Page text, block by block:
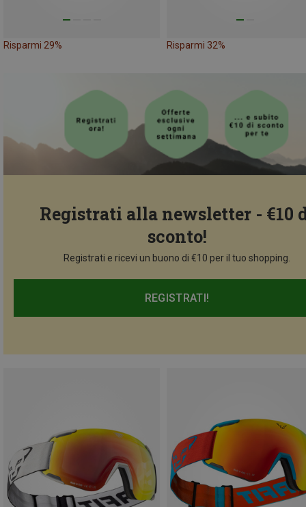
Risparmi 29% Risparmi 32%
Registrati alla newsletter - €10
sconto!
Registrati e ricevi un buono di €10 per il tuo shopping.
REGISTRATI!